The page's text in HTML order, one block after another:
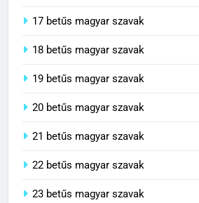
17 betűs magyar szavak
18 betűs magyar szavak
19 betűs magyar szavak
20 betűs magyar szavak
21 betűs magyar szavak
22 betűs magyar szavak
23 betűs magyar szavak